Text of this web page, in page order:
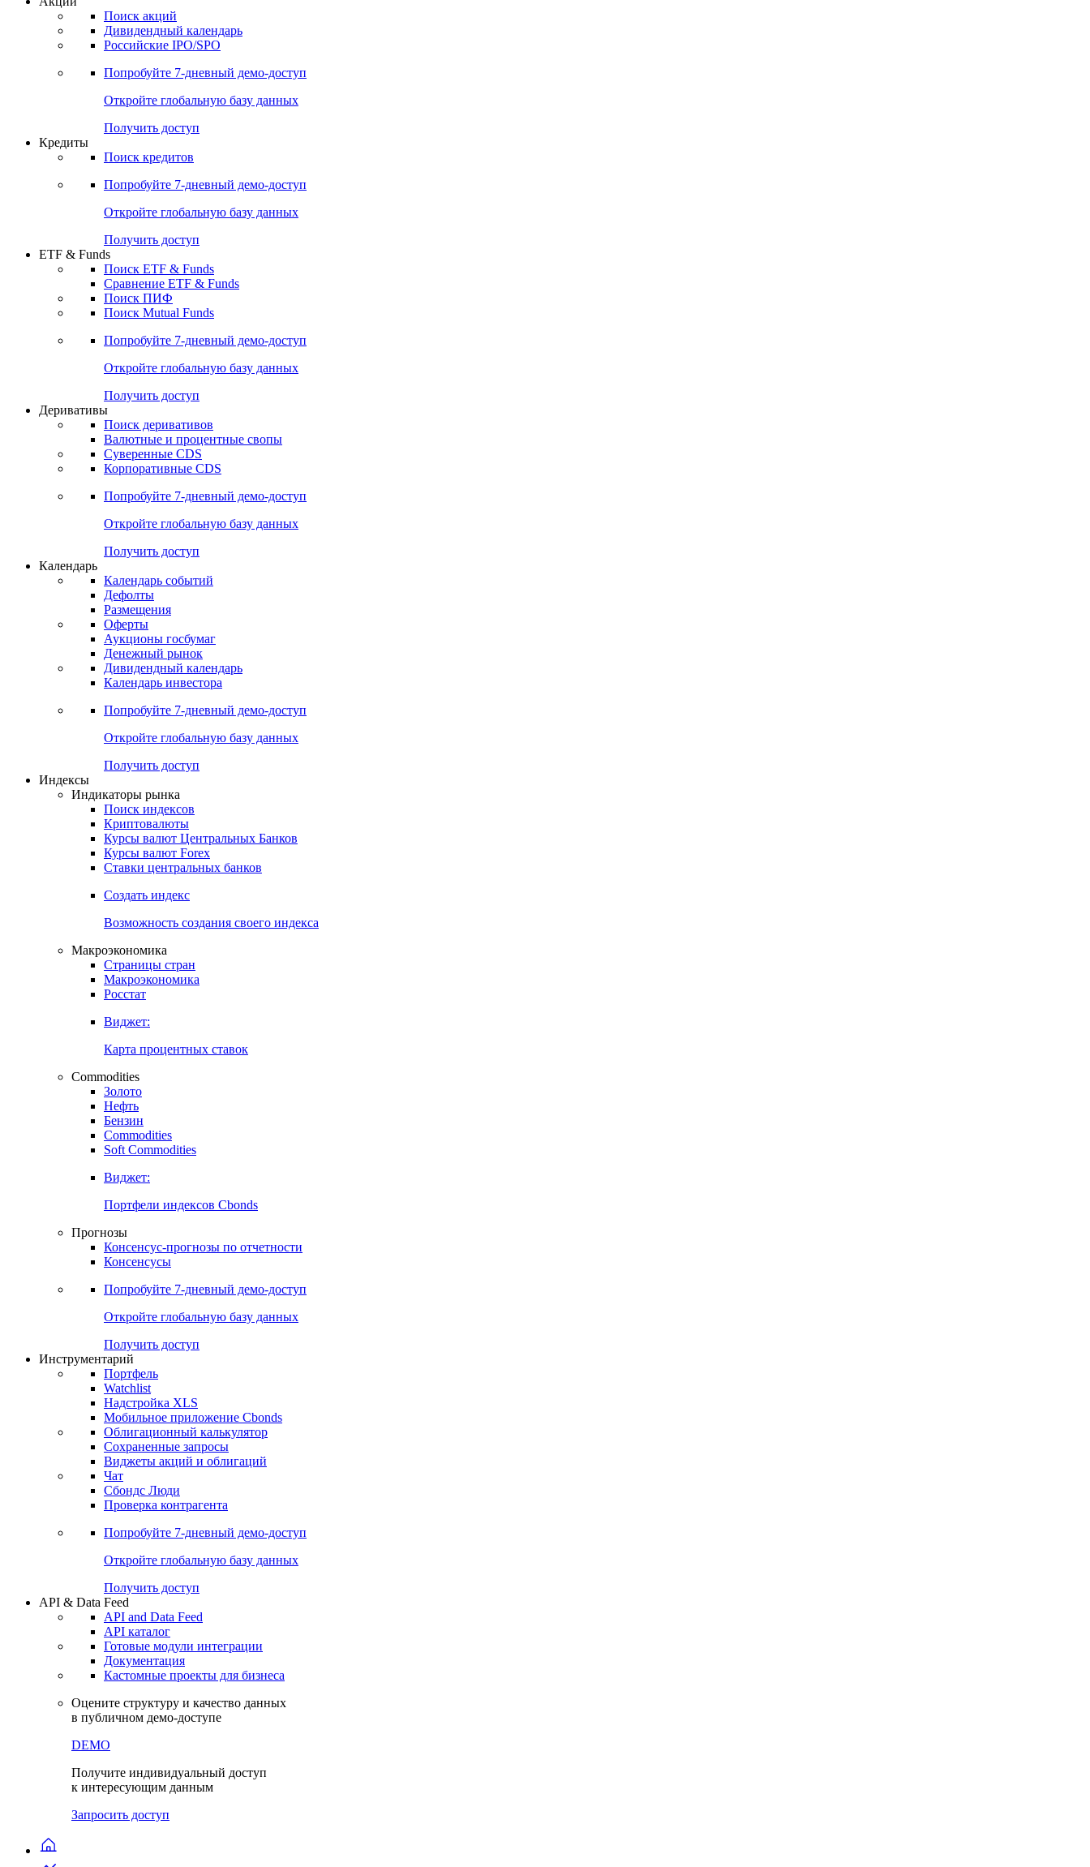
Откройте глобальную базу данных
Получить доступ
Акции
Поиск акций
Дивидендный календарь
Российские IPO/SPO
Попробуйте7-дневный
Откройте глобальную базу данных
Получить доступ
Кредиты
Поиск кредитов
Попробуйте7-дневный
Откройте глобальную базу данных
Получить доступ
ETF & Funds
Поиск ETF & Funds
Сравнение ETF & Funds
Поиск ПИФ
Поиск Mutual Funds
Попробуйте7-дневный
Откройте глобальную базу данных
Получить доступ
Деривативы
Поиск деривативов
Валютные и процентные свопы
Суверенные CDS
Корпоративные CDS
Попробуйте7-дневный
Откройте глобальную базу данных
Получить доступ
Календарь
Календарь событий
Дефолты
Размещения
Оферты
Аукционы госбумаг
Денежный рынок
Дивидендный календарь
Календарь инвестора
Попробуйте7-дневный
Получить доступ
Индикаторы рынка
Поиск индексов
Криптовалюты
Курсы валют Центральных Банков
Курсы валют Forex
Ставки центральных банков
Создать индекс
Возможность создания своего индекса
Макроэкономика
Страницы стран
Макроэкономика
Росстат
Виджет:
Карта процентных ставок
Commodities
Золото
Нефть
Бензин
Commodities
Soft Commodities
Виджет:
Портфели индексов Cbonds
Прогнозы
Консенсус-прогнозы по отчетности
Консенсусы
Попробуйте7-дневный
Откройте глобальную базу данных
Получить доступ
Инструментарий
Портфель
Watchlist
Надстройка XLS
Мобильное приложение Cbonds
Облигационный калькулятор
Сохраненные запросы
Виджеты акций и облигаций
Чат
Сбондс Люди
Проверка контрагента
Попробуйте7-дневный
Откройте глобальную базу данных
Получить доступ
API & Data Feed
API and Data Feed
API каталог
Документация
Кастомные проекты для бизнеса
Оцените структуру и качество данных
в публичном демо-доступе
DEMO
Получите индивидуальный доступ